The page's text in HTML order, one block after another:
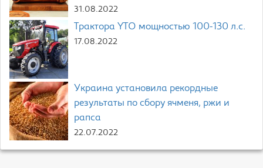
31.08.2022
Трактора YTO мощностью 100-130 л.с.
17.08.2022
Украина установила рекордные
результаты по сбору ячменя, ржи и
рапса
22.07.2022